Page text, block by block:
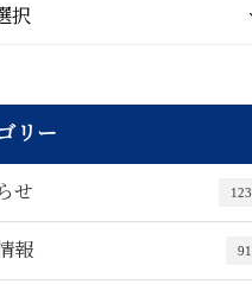
択
リー
せ 123
報 91